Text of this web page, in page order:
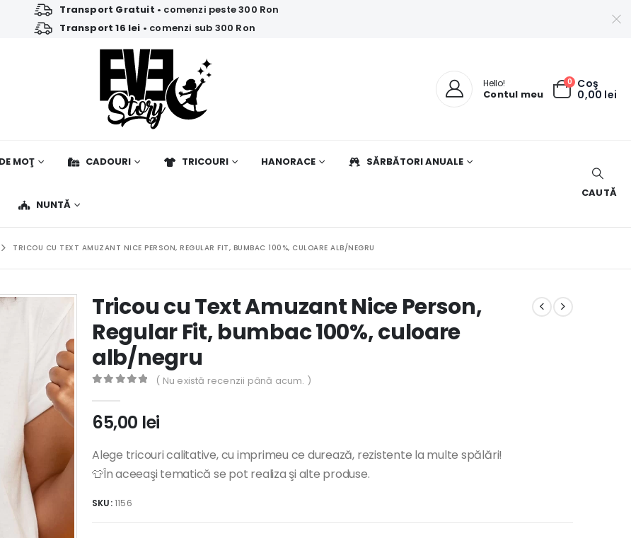
Transport Gratuit • comenzi peste 300 Ron
Transport 16 lei • comenzi sub 300 Ron
Hello!
Contul meu
0 Coş
0,00 lei
MOŢ CADOURI TRICOURI HANORACE SĂRBĂTORI ANUALE
NUNTĂ
CAUTĂ
TRICOU CU TEXT AMUZANT NICE PERSON, REGULAR FIT, BUMBAC 100%, CULOARE ALB/NEGRU
Tricou cu Text Amuzant Nice Person,
Regular Fit, bumbac 100%, culoare
alb/negru
( Nu există recenzii până acum. )
65,00 lei
Alege tricouri calitative, cu imprimeu ce durează, rezistente la multe spălări!
👕În aceeaşi tematică se pot realiza şi alte produse.
SKU:1156